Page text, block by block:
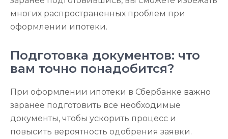
многих распространенных проблем при
оформлении ипотеки.
Подготовка документов: что
вам точно понадобится?
При оформлении ипотеки в Сбербанке важно
заранее подготовить все необходимые
документы, чтобы ускорить процесс и
повысить вероятность одобрения заявки.